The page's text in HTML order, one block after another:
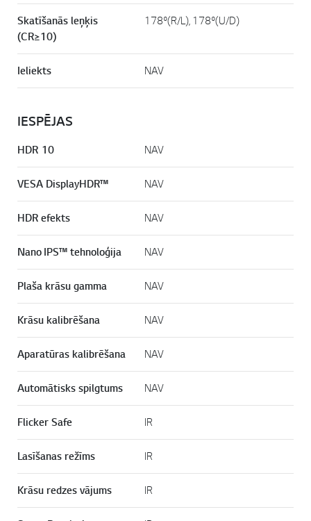
Skatīšanās leņķis
(CR≥10)
178º(R/L), 178º(U/D)
Ieliekts NAV
IESPĒJAS
HDR 10 NAV
VESA DisplayHDR™ NAV
HDR efekts NAV
Nano IPS™ tehnoloģija NAV
Plaša krāsu gamma NAV
Krāsu kalibrēšana NAV
Aparatūras kalibrēšana NAV
Automātisks spilgtums NAV
Flicker Safe IR
Lasīšanas režīms IR
Krāsu redzes vājums IR